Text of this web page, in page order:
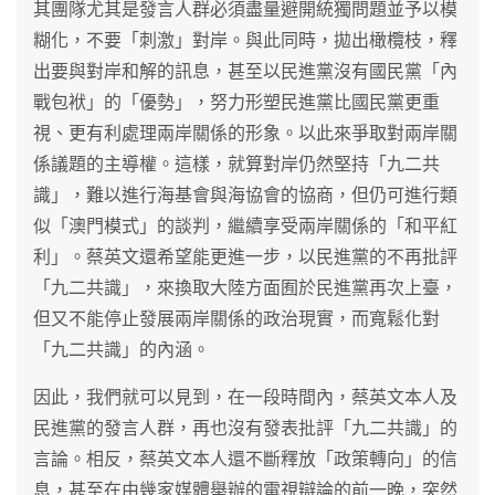
其團隊尤其是發言人群必須盡量避開統獨問題並予以模
糊化，不要「刺激」對岸。與此同時，拋出橄欖枝，釋
出要與對岸和解的訊息，甚至以民進黨沒有國民黨「內
戰包袱」的「優勢」，努力形塑民進黨比國民黨更重
視、更有利處理兩岸關係的形象。以此來爭取對兩岸關
係議題的主導權。這樣，就算對岸仍然堅持「九二共
識」，難以進行海基會與海協會的協商，但仍可進行類
似「澳門模式」的談判，繼續享受兩岸關係的「和平紅
利」。蔡英文還希望能更進一步，以民進黨的不再批評
「九二共識」，來換取大陸方面囿於民進黨再次上臺，
但又不能停止發展兩岸關係的政治現實，而寬鬆化對
「九二共識」的內涵。
因此，我們就可以見到，在一段時間內，蔡英文本人及
民進黨的發言人群，再也沒有發表批評「九二共識」的
言論。相反，蔡英文本人還不斷釋放「政策轉向」的信
息，甚至在由幾家媒體舉辦的電視辯論的前一晚，突然